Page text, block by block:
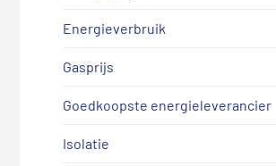
Energieverbruik
Gasprijs
Goedkoopste energieleverancier
Isolatie